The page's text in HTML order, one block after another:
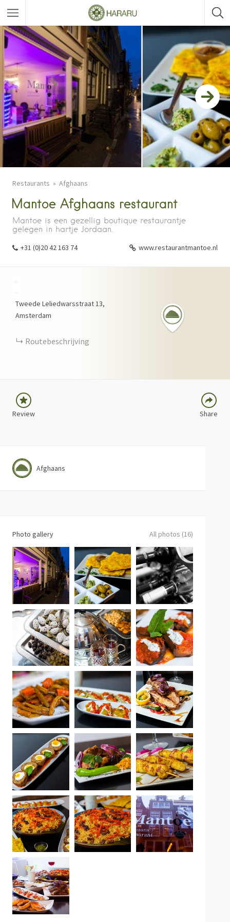
Restaurants Afghaans
Mantoe Afghaans restaurant
Mantoe is een gezellig boutique restaurantje
gelegen in hartje Jordaan.
+31 (0)20 42 163 74 www.restaurantmantoe.nl
Tweede Leliedwarsstraat13
Amsterdam
Routebeschrijving
Review Share
FACEBOOK
Afghaans
Photo gallery All photos (16)